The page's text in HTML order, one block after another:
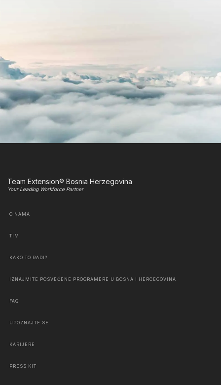
Team Extension® Bosnia Herzegovina
Your Leading Workforce Partner
O NAMA
TIM
KAKO TO RADI?
IZNAJMITE POSVEĆENE PROGRAMERE U BOSNA I HERCEGOVINA
FAQ
UPOZNAJTE SE
KARIJERE
PRESS KIT